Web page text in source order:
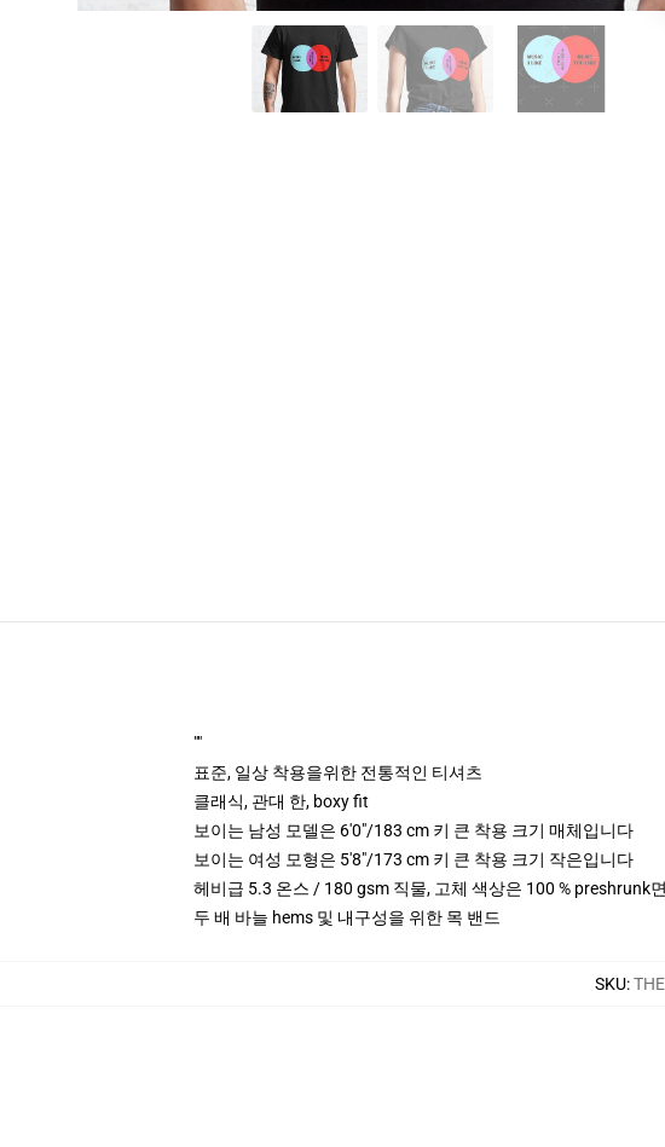
""
표준, 일상 착용을위한 전통적인 티셔츠
클래식, 관대 한, boxy fit
보이는 남성 모델은 6'0"/183 cm 키 큰 착용 크기 매체입니다
보이는 여성 모형은 5'8"/173 cm 키 큰 착용 크기 작은입니다
헤비급 5.3 온스 / 180 gsm 직물, 고체 색상은 100 % preshrunk
두 배 바늘 hems 및 내구성을 위한 목 밴드
SKU: